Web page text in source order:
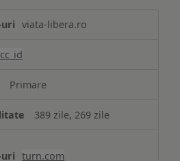
viata-libera.ro
_cc_id
Primare
389 zile, 269 zile
turn.com